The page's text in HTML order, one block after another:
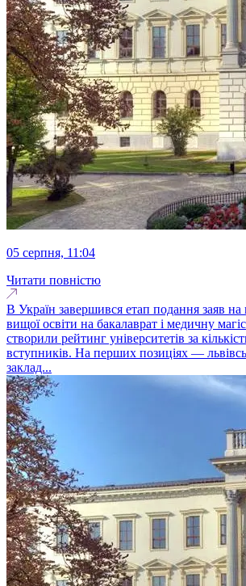
05 серпня, 11:04
Читати повністю
В Україн завершився етап подання заяв на
вищої освіти на бакалаврат і медичну
створили рейтинг університетів за
вступників. На перших позиціях —
заклад...